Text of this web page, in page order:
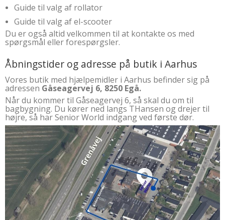
Guide til valg af rollator
Guide til valg af el-scooter
Du er også altid velkommen til at kontakte os med
spørgsmål eller forespørgsler.
Åbningstider og adresse på butik i Aarhus
Vores butik med hjælpemidler i Aarhus befinder sig på
adressen Gåseagervej 6, 8250 Egå.
Når du kommer til Gåseagervej 6, så skal du om til
bagbygning. Du kører ned langs THansen og drejer til
højre, så har Senior World indgang ved første dør.